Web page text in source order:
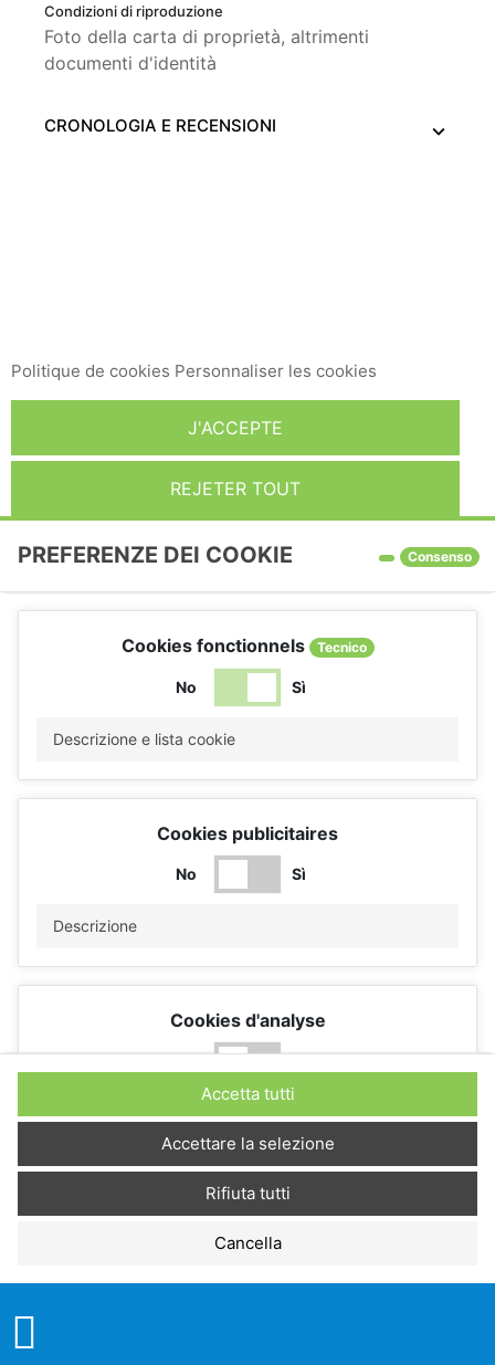
Condizioni di riproduzione
Foto della carta di proprietà, altrimenti
documenti d'identità
CRONOLOGIA E RECENSIONI
Politique de cookies Personnaliser les cookies
REJETER TOUT
J'ACCEPTE
PREFERENZE DEI COOKIE Consenso
Cookies fonctionnels Tecnico
No Sì
Descrizione e lista cookie
Cookies publicitaires
No Sì
Descrizione
Cookies d'analyse
No Sì
Descrizione
Cookies de performance
Cancella
Rifiuta tutti
Accettare la selezione
Accetta tutti